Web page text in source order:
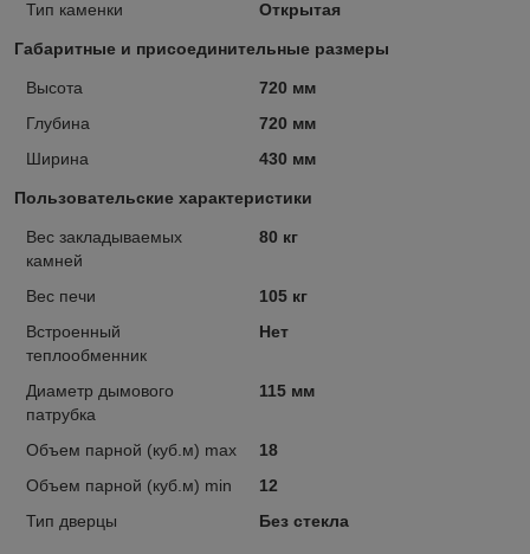
Тип каменки
Открытая
Габаритные и присоединительные размеры
Высота
720 мм
Глубина
720 мм
Ширина
430 мм
Пользовательские характеристики
Вес закладываемых
камней
80 кг
Вес печи
105 кг
Встроенный
теплообменник
Нет
Диаметр дымового
патрубка
115 мм
Объем парной (куб.м) max
18
Объем парной (куб.м) min
12
Тип дверцы
Без стекла